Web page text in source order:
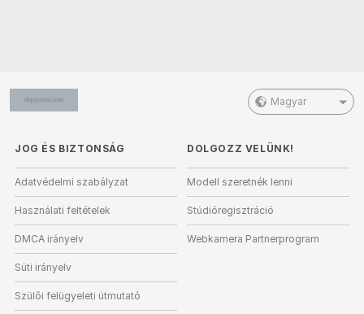
Magyar
JOG ÉS BIZTONSÁG
Adatvédelmi szabályzat
Használati feltételek
DMCA irányelv
Süti irányelv
Szülői felügyeleti útmutató
DOLGOZZ VELÜNK!
Modell szeretnék lenni
Stúdióregisztráció
Webkamera Partnerprogram